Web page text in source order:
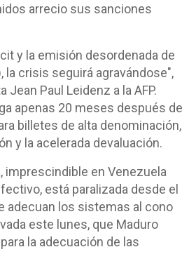
arrecio sus sanciones
y la emisión desordenada de
la crisis seguirá agravándose",
Paul Leidenz a la AFP.
apenas 20 meses después de
billetes de alta denominación,
y la acelerada devaluación.
imprescindible en Venezuela
está paralizada desde el
adecuan los sistemas al cono
este lunes, que Maduro
la adecuación de las